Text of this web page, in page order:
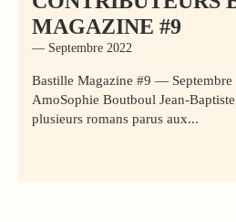
MAGAZINE #9
— Septembre 2022
Bastille Magazine #9 — Septembre
AmoSophie Boutboul Jean-
plusieurs romans parus aux...